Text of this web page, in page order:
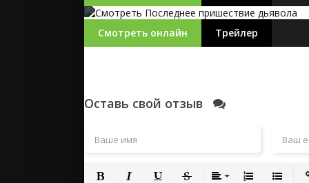
Смотреть онлайн Трейлер
Оставь свой отзыв